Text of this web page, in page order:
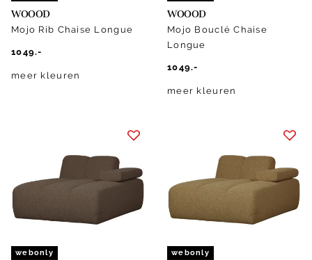
WOOOD
Mojo Rib Chaise Longue
1049.-
meer kleuren
WOOOD
Mojo Bouclé Chaise
Longue
1049.-
meer kleuren
webonly webonly